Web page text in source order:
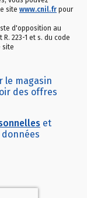
site www.cnil.fr pour
d'opposition au
223-1 et s. du code
site
le magasin
des offres
et